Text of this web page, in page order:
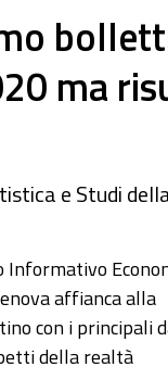
ma
e Studi
affianca alla
con i principali
della realtà